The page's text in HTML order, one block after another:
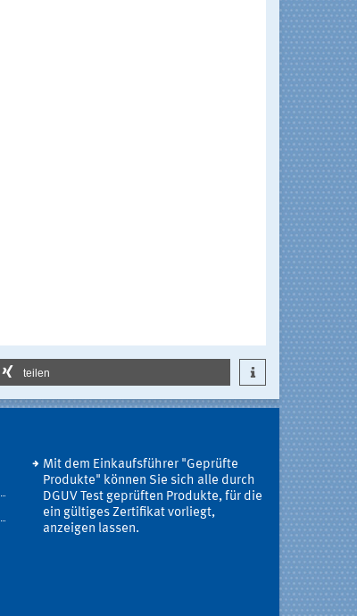
teilen
Mit dem Einkaufsführer "Geprüfte
Produkte" können Sie sich alle durch
DGUV Test geprüften Produkte, für die
ein gültiges Zertifikat vorliegt,
anzeigen lassen.